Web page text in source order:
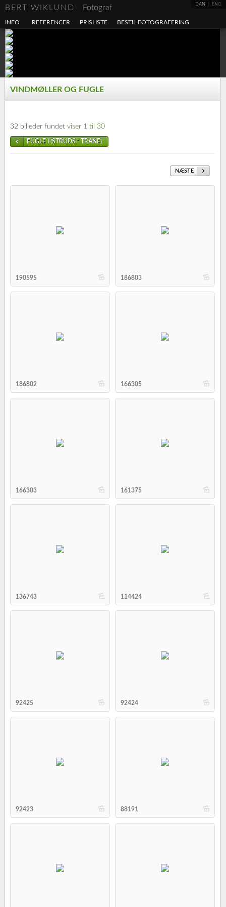
DAN ENG
BERT WIKLUND Fotograf
INFO REFERENCER PRISLISTE BESTIL FOTOGRAFERING
VINDMØLLER OG FUGLE
32 billeder fundet viser 1 til 30
FUGLE I (STRUDS - TRANE)
NÆSTE
b
190595 b
186803
b
186802 b
166305
b
166303 b
161375
b
136743 b
114424
b
92425 b
92424
b
92423 b
88191